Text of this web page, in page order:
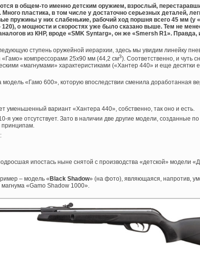
в общем-то именно детским оружием, взрослый,
Много пластика, в том числе у достаточно серьезных деталей,
пружины у них слабенькие, рабочий ход поршня всего 45 мм (у
о мощности и скоростях уже было сказано выше. Тем не
из КНР, вроде «SMK Syntarg», он же «Smersh R1». Правда,
ступень оружейной иерархии, здесь мы увидим линейку
компрессорами 25х90 мм (44,2 см3). Соответственно, и чуть
«магнумами» характеристиками («Хантер 440» и еще десятки
модель «Гамо 600», которую впоследствии сменила доработанная
уменьшенный вариант «Хантера 440», собственно, так оно и есть.
я уже отсутствует. Зато в наличии две другие модели, созданные
ипостась ныне снятой с производства «детской» модели
– модель «Black Shadow» (на фото), являющаяся, напротив,
«Gamo Shadow 1000».